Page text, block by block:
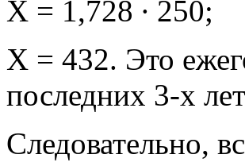
X = 1,728 ∙ 250;
X = 432. Это
последних 3-х
Следовательно,